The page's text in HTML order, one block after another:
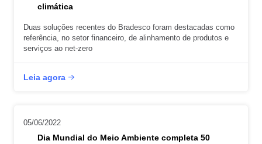
climática
Duas soluções recentes do Bradesco foram destacadas como
referência, no setor financeiro, de alinhamento de produtos e
serviços ao net-zero
Leia agora
05/06/2022
Dia Mundial do Meio Ambiente completa 50